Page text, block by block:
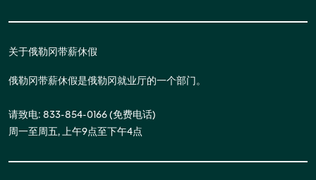
关于俄勒冈带薪休假
俄勒冈带薪休假是俄勒冈就业厅的一个部门。
请致电: 833-854-0166 (免费电话)
周一至周五, 上午9点至下午4点